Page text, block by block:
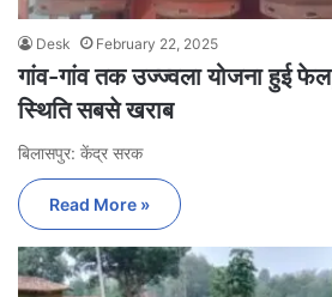
Desk February 22, 2025
गांव-गांव तक उज्ज्वला योजना हुई फेल,
स्थिति सबसे खराब
बिलासपुर: केंद्र सरक
Read More »